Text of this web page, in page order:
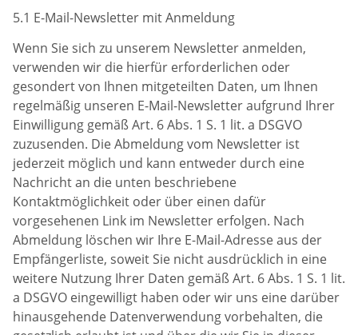
5.1 E-Mail-Newsletter mit Anmeldung
Wenn Sie sich zu unserem Newsletter anmelden,
verwenden wir die hierfür erforderlichen oder
gesondert von Ihnen mitgeteilten Daten, um Ihnen
regelmäßig unseren E-Mail-Newsletter aufgrund Ihrer
Einwilligung gemäß Art. 6 Abs. 1 S. 1 lit. a DSGVO
zuzusenden. Die Abmeldung vom Newsletter ist
jederzeit möglich und kann entweder durch eine
Nachricht an die unten beschriebene
Kontaktmöglichkeit oder über einen dafür
vorgesehenen Link im Newsletter erfolgen. Nach
Abmeldung löschen wir Ihre E-Mail-Adresse aus der
Empfängerliste, soweit Sie nicht ausdrücklich in eine
weitere Nutzung Ihrer Daten gemäß Art. 6 Abs. 1 S. 1 lit.
a DSGVO eingewilligt haben oder wir uns eine darüber
hinausgehende Datenverwendung vorbehalten, die